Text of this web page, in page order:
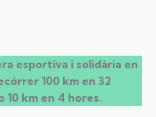
esportiva i solidària en
100 km en 32
10 km en 4 hores.